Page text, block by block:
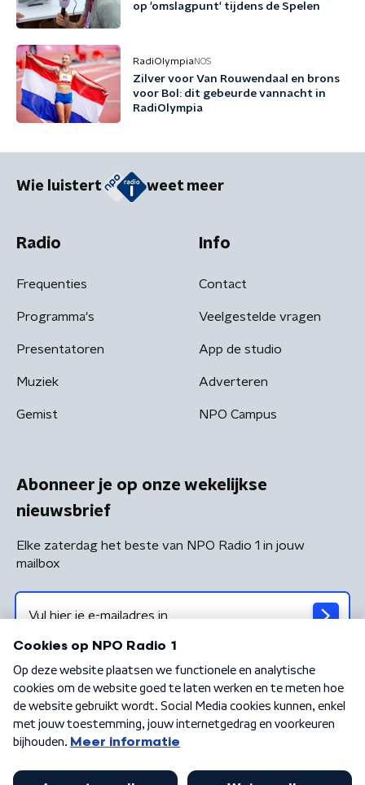
op 'omslagpunt' tijdens de Spelen
RadiOlympia NOS
Zilver voor Van Rouwendaal en brons
voor Bol: dit gebeurde vannacht in
RadiOlympia
Wie luistert weet meer
Radio
Frequenties
Programma's
Presentatoren
Muziek
Gemist
Info
Contact
Veelgestelde vragen
App de studio
Adverteren
NPO Campus
Abonneer je op onze wekelijkse
nieuwsbrief
Elke zaterdag het beste van NPO Radio 1 in jouw
mailbox
Algemene voorwaarden